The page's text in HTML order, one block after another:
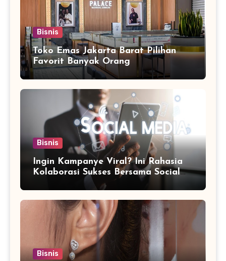
Bisnis
Toko Emas Jakarta Barat Pilihan
Favorit Banyak Orang
Bisnis
Ingin Kampanye Viral? Ini Rahasia
Kolaborasi Sukses Bersama Social
Media Marketing Agency
Bisnis